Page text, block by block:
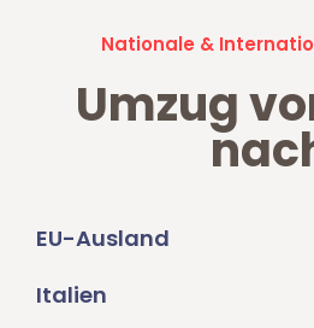
Nationale &
Umzug
EU-Ausland
Italien